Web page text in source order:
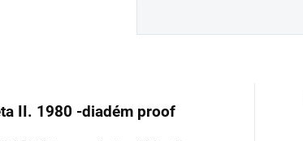
II. 1980 -diadém proof